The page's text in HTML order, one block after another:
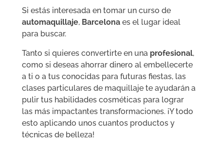
Si estás interesada en tomar un curso de
automaquillaje, Barcelonaes el lugar ideal
para buscar.
Tanto si quieres convertirte en una profesional,
como si deseas ahorrar dinero al embellecerte
a ti o a tus conocidas para futuras fiestas, las
clases particulares de maquillaje te ayudarán a
pulir tus habilidades cosméticas para lograr
las más impactantes transformaciones. ¡Y todo
esto aplicando unos cuantos productos y
técnicas de belleza!